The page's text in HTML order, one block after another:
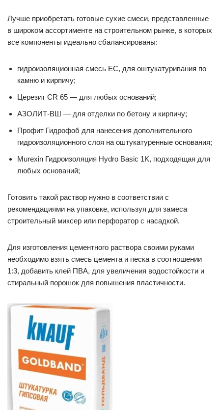
Лучше приобретать готовые сухие смеси, представленные
в широком ассортименте на строительном рынке, в которых
все компоненты идеально сбалансированы:
гидроизоляционная смесь EC, для оштукатуривания по
камню и кирпичу;
Церезит CR 65 — для любых оснований;
АЗОЛИТ-ВШ — для отделки по бетону и кирпичу;
Профит Гидрофоб для нанесения дополнительного
гидроизоляционного слоя на оштукатуренные основания;
Murexin Гидроизоляция Hydro Basic 1K, подходящая для
любых оснований;
Готовить такой раствор нужно в соответствии с
рекомендациями на упаковке, используя для замеса
строительный миксер или перфоратор с насадкой.
Для изготовления цементного раствора своими руками
необходимо взять смесь цемента и песка в соотношении
1:3, добавить клей ПВА, для увеличения водостойкости и
стиральный порошок для повышения пластичности.